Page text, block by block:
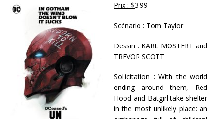
Prix : $3.99
Scénario : Tom Taylor
Dessin : KARL MOSTERT and
TREVOR SCOTT
Sollicitation : With the world
ending around them, Red
Hood and Batgirl take shelter
in the most unlikely place: an